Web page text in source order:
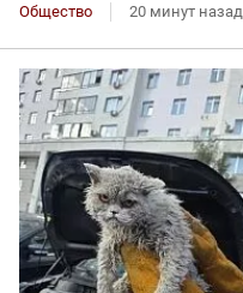
Общество 20 минут назад